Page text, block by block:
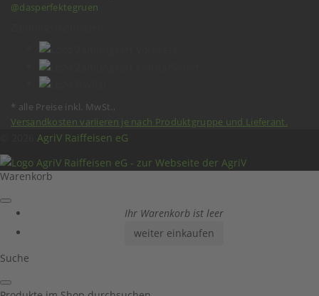
@dasperfektegruen
* alle Preise inkl. MwSt.,
Versandkosten variieren je nach Produktgruppe und Lieferant.
AgriV Raiffeisen eG
Warenkorb
Ihr Warenkorb ist leer
weiter einkaufen
Suche